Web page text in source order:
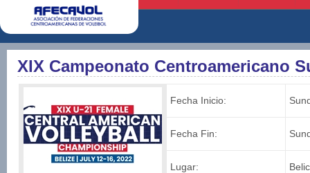
XIX Campeonato Centroamericano
Fecha Inicio:
Fecha Fin:
Lugar: